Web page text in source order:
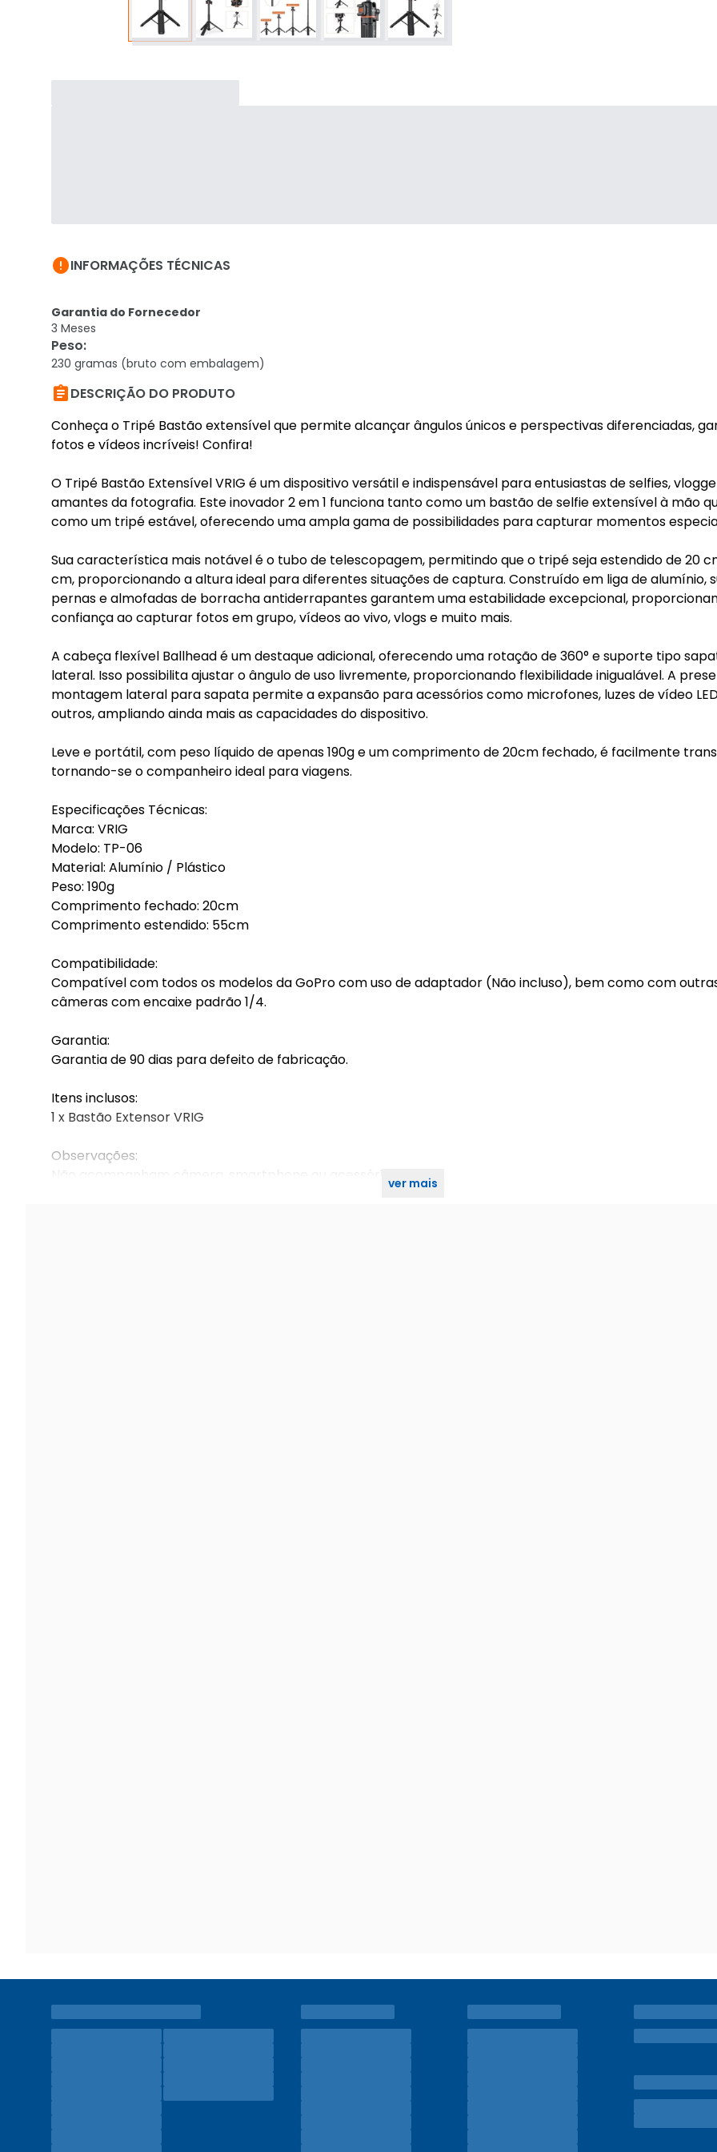
INFORMAÇÕES TÉCNICAS
Garantia do Fornecedor
3 Meses
Peso:
230 gramas (bruto com embalagem)
DESCRIÇÃO DO PRODUTO
Conheça o Tripé Bastão extensível que permite alcançar ângulos únicos e perspectivas diferenciadas,
fotos e vídeos incríveis! Confira!
O Tripé Bastão Extensível VRIG é um dispositivo versátil e indispensável para entusiastas de selfies,
amantes da fotografia. Este inovador 2 em 1 funciona tanto como um bastão de selfie extensível à mão
como um tripé estável, oferecendo uma ampla gama de possibilidades para capturar momentos
Sua característica mais notável é o tubo de telescopagem, permitindo que o tripé seja estendido de 20
cm, proporcionando a altura ideal para diferentes situações de captura. Construído em liga de alumínio,
pernas e almofadas de borracha antiderrapantes garantem uma estabilidade excepcional,
confiança ao capturar fotos em grupo, vídeos ao vivo, vlogs e muito mais.
A cabeça flexível Ballhead é um destaque adicional, oferecendo uma rotação de 360° e suporte tipo
lateral. Isso possibilita ajustar o ângulo de uso livremente, proporcionando flexibilidade inigualável. A
montagem lateral para sapata permite a expansão para acessórios como microfones, luzes de vídeo
outros, ampliando ainda mais as capacidades do dispositivo.
Leve e portátil, com peso líquido de apenas 190g e um comprimento de 20cm fechado, é facilmente
tornando-se o companheiro ideal para viagens.
Especificações Técnicas:
Marca: VRIG
Modelo: TP-06
Material: Alumínio / Plástico
Peso: 190g
Comprimento fechado: 20cm
Comprimento estendido: 55cm
Compatibilidade:
Compatível com todos os modelos da GoPro com uso de adaptador (Não incluso), bem como com
câmeras com encaixe padrão 1/4.
Garantia:
Garantia de 90 dias para defeito de fabricação.
Itens inclusos:
1 x Bastão Extensor VRIG
Observações:
Não acompanham câmera, smartphone ou acessórios.ver mais